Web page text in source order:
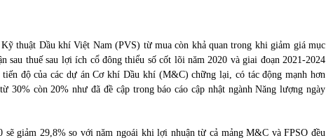
thuật Dầu khí Việt Nam (PVS) từ mua còn khả quan trong khi giảm giá mục
sau thuế sau lợi ích cổ đông thiểu số cốt lõi năm 2020 và giai đoạn 2021-2024
độ của các dự án Cơ khí Dầu khí (M&C) chững lại, có tác động mạnh hơn
30% còn 20% như đã đề cập trong báo cáo cập nhật ngành Năng lượng ngày
giảm 29,8% so với năm ngoái khi lợi nhuận từ cả mảng M&C và FPSO đều